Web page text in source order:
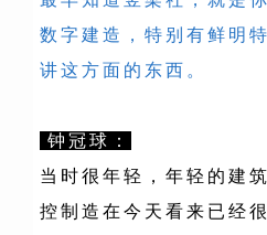
数字建造，特别有鲜明
讲这方面的东西。
钟冠球：
当时很年轻，年轻的建
控制造在今天看来已经